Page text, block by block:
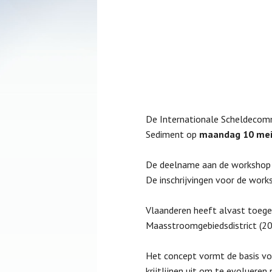
De Internationale
Sediment op maandag 10
De deelname aan de
De inschrijvingen voor de
Vlaanderen heeft alvast
Maasstroomgebiedsdistrict
Het concept vormt de basis